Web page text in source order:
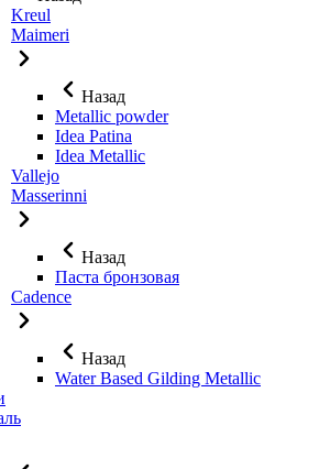
Kreul
Maimeri
Назад
Metallic powder
Idea Patina
Idea Metallic
Vallejo
Masserinni
Назад
Паста бронзовая
Cadence
Назад
Water Based Gilding Metallic